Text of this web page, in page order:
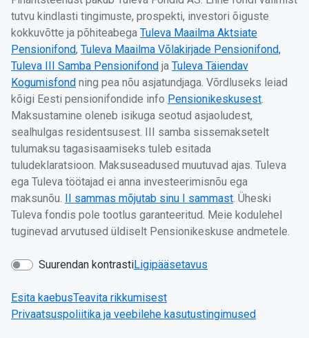
tutvu kindlasti tingimuste, prospekti, investori õiguste
kokkuvõtte ja põhiteabega Tuleva Maailma Aktsiate
Pensionifond, Tuleva Maailma Võlakirjade Pensionifond,
Tuleva III Samba Pensionifond ja Tuleva Täiendav
Kogumisfond ning pea nõu asjatundjaga. Võrdluseks leiad
kõigi Eesti pensionifondide info Pensionikeskusest.
Maksustamine oleneb isikuga seotud asjaoludest,
sealhulgas residentsusest. III samba sissemaksetelt
tulumaksu tagasisaamiseks tuleb esitada
tuludeklaratsioon. Maksuseadused muutuvad ajas. Tuleva
ega Tuleva töötajad ei anna investeerimisnõu ega
maksunõu. II sammas mõjutab sinu I sammast. Üheski
Tuleva fondis pole tootlus garanteeritud. Meie kodulehel
tuginevad arvutused üldiselt Pensionikeskuse andmetele.
Suurendan kontrastiLigipääsetavus
Esita kaebusTeavita rikkumisest
Privaatsuspoliitika ja veebilehe kasutustingimused